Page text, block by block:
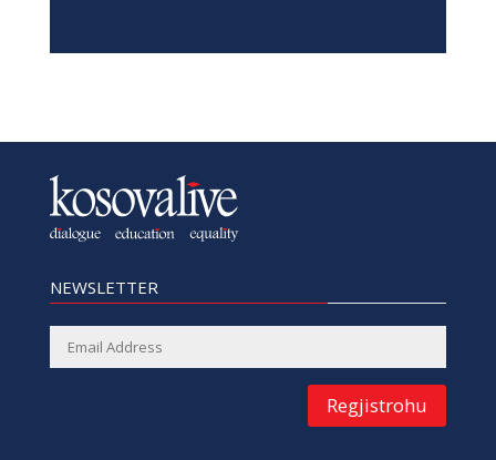
NEWSLETTER
Regjistrohu